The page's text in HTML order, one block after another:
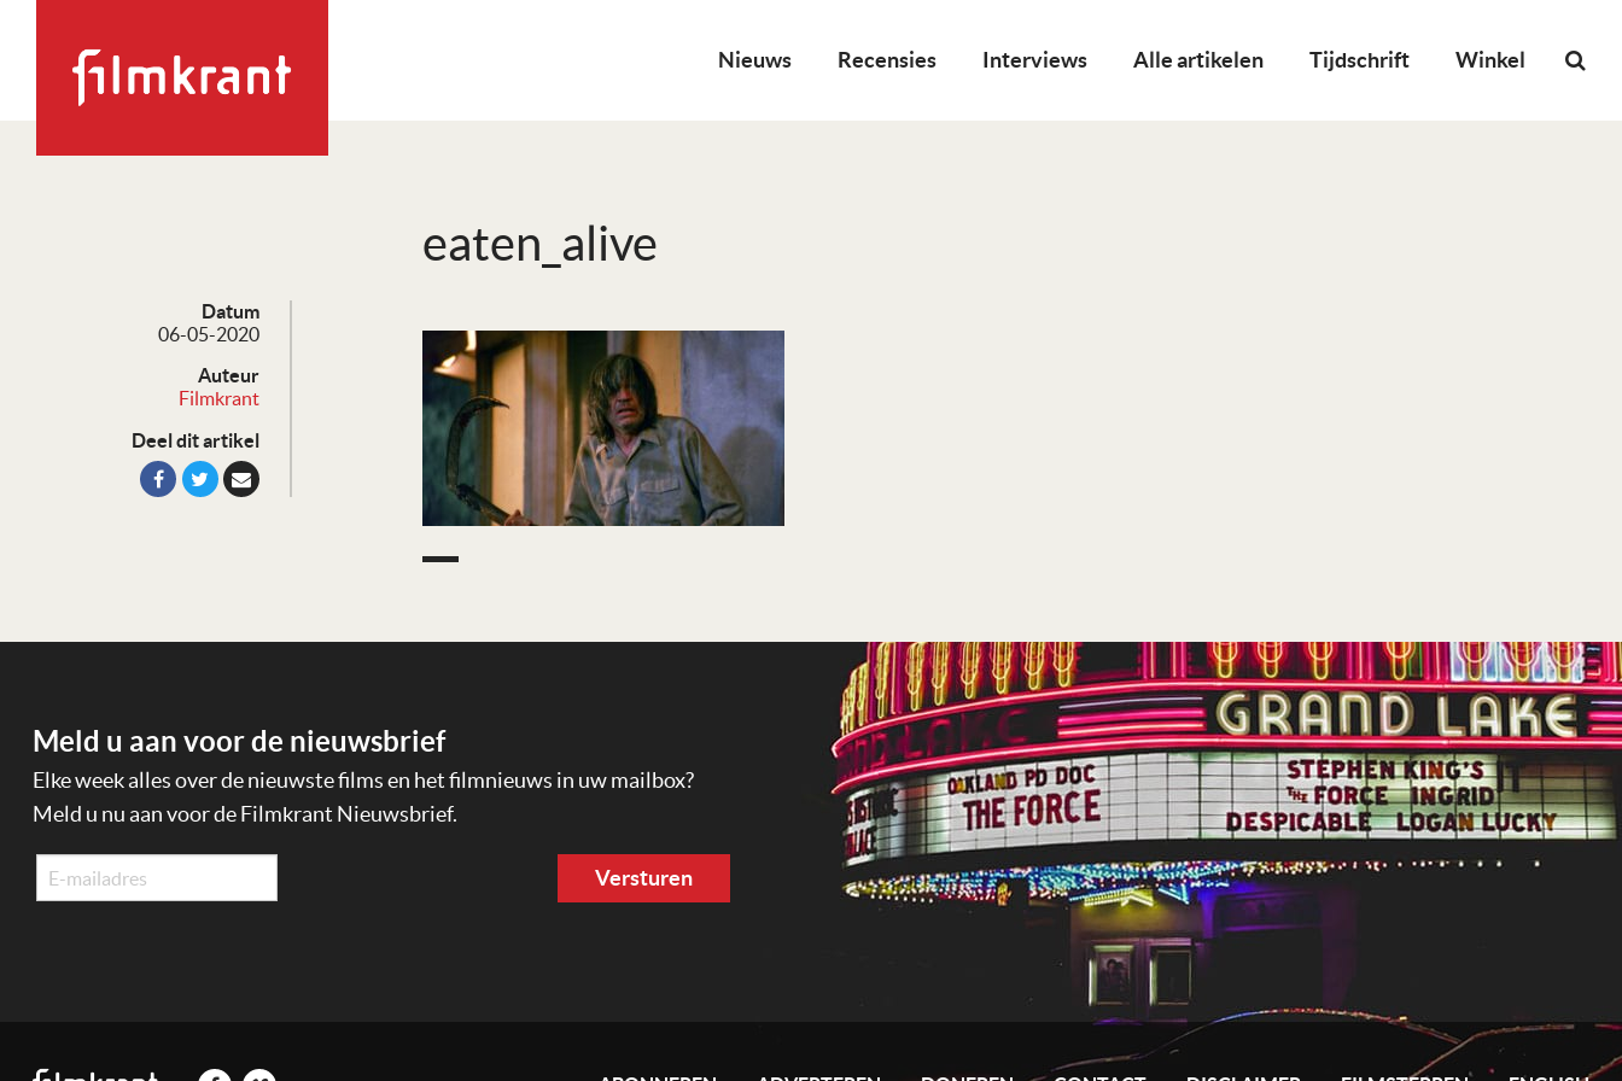
Nieuws Recensies Interviews Alle artikelen Tijdschrift Winkel
eaten_alive
Datum
06-05-2020
Auteur
Filmkrant
Deel dit artikel
Meld u aan voor de nieuwsbrief
Elke week alles over de nieuwste films en het filmnieuws in uw mailbox?
Meld u nu aan voor de Filmkrant Nieuwsbrief.